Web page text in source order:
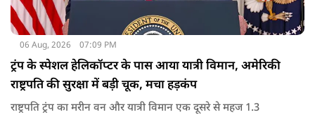
06 Aug, 2026 07:09 PM
ट्रंप के स्पेशल हेलिकॉप्टर के पास आया यात्री विमान, अमेरिकी
राष्ट्रपति की सुरक्षा में बड़ी चूक, मचा हड़कंप
राष्ट्रपति ट्रंप का मरीन वन और यात्री विमान एक दूसरे से महज 1.3